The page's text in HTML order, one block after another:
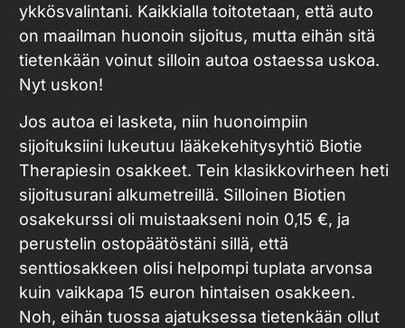
ykkösvalintani. Kaikkialla toitotetaan, että auto
on maailman huonoin sijoitus, mutta eihän sitä
tietenkään voinut silloin autoa ostaessa uskoa.
Nyt uskon!
Jos autoa ei lasketa, niin huonoimpiin
sijoituksiini lukeutuu lääkekehitysyhtiö Biotie
Therapiesin osakkeet. Tein klasikkovirheen heti
sijoitusurani alkumetreillä. Silloinen Biotien
osakekurssi oli muistaakseni noin 0,15 €, ja
perustelin ostopäätöstäni sillä, että
senttiosakkeen olisi helpompi tuplata arvonsa
kuin vaikkapa 15 euron hintaisen osakkeen.
Noh, eihän tuossa ajatuksessa tietenkään ollut